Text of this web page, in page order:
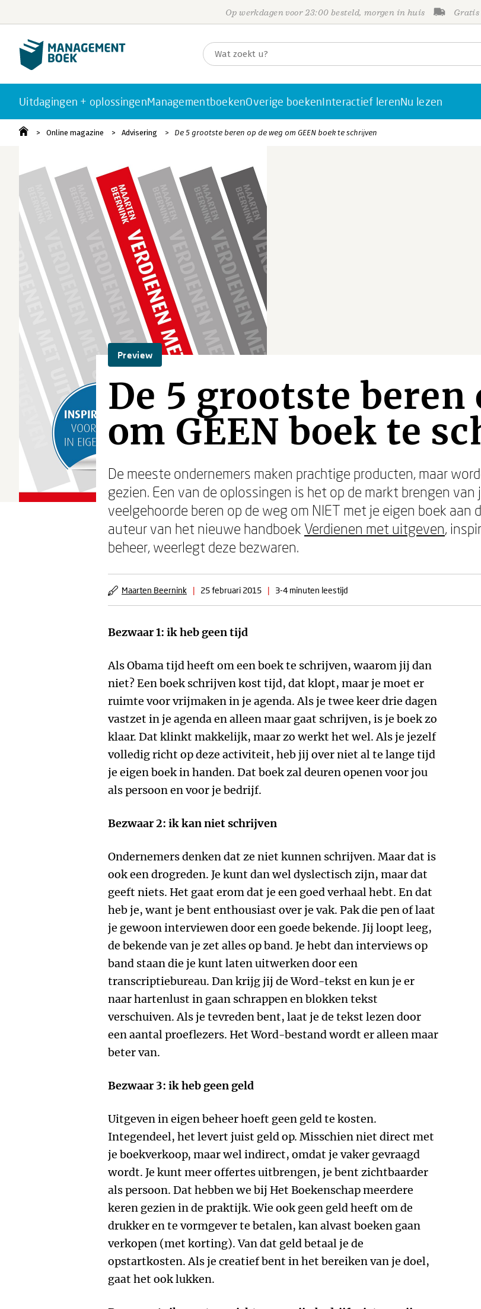
Op werkdagen voor 23:00 besteld, morgen in huis
Uitdagingen + oplossingenManagementboekenOverige boekenInteractief lerenNu lezen
Online magazine Advisering De 5 grootste beren op de weg om GEEN boek te schrijven
Preview
De 5 grootste beren
om GEEN boek te
De meeste ondernemers maken prachtige producten, maar
gezien. Een van de oplossingen is het op de markt brengen van
veelgehoorde beren op de weg om NIET met je eigen boek aan
auteur van het nieuwe handboek Verdienen met uitgeven,
beheer, weerlegt deze bezwaren.
Maarten Beernink | 25 februari 2015 | 3-4 minuten leestijd
Bezwaar 1: ik heb geen tijd
Als Obama tijd heeft om een boek te schrijven, waarom jij dan
niet? Een boek schrijven kost tijd, dat klopt, maar je moet er
ruimte voor vrijmaken in je agenda. Als je twee keer drie dagen
vastzet in je agenda en alleen maar gaat schrijven, is je boek zo
klaar. Dat klinkt makkelijk, maar zo werkt het wel. Als je jezelf
volledig richt op deze activiteit, heb jij over niet al te lange tijd
je eigen boek in handen. Dat boek zal deuren openen voor jou
als persoon en voor je bedrijf.
Bezwaar 2: ik kan niet schrijven
Ondernemers denken dat ze niet kunnen schrijven. Maar dat is
ook een drogreden. Je kunt dan wel dyslectisch zijn, maar dat
geeft niets. Het gaat erom dat je een goed verhaal hebt. En dat
heb je, want je bent enthousiast over je vak. Pak die pen of laat
je gewoon interviewen door een goede bekende. Jij loopt leeg,
de bekende van je zet alles op band. Je hebt dan interviews op
band staan die je kunt laten uitwerken door een
transcriptiebureau. Dan krijg jij de Word-tekst en kun je er
naar hartenlust in gaan schrappen en blokken tekst
verschuiven. Als je tevreden bent, laat je de tekst lezen door
een aantal proeflezers. Het Word-bestand wordt er alleen maar
beter van.
Bezwaar 3: ik heb geen geld
Uitgeven in eigen beheer hoeft geen geld te kosten.
Integendeel, het levert juist geld op. Misschien niet direct met
je boekverkoop, maar wel indirect, omdat je vaker gevraagd
wordt. Je kunt meer offertes uitbrengen, je bent zichtbaarder
als persoon. Dat hebben we bij Het Boekenschap meerdere
keren gezien in de praktijk. Wie ook geen geld heeft om de
drukker en te vormgever te betalen, kan alvast boeken gaan
verkopen (met korting). Van dat geld betaal je de
opstartkosten. Als je creatief bent in het bereiken van je doel,
gaat het ook lukken.